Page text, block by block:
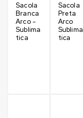
Sacola
Branca
Arco -
Sublima
tica
Sacola
Preta
Arco
Sublima
tica